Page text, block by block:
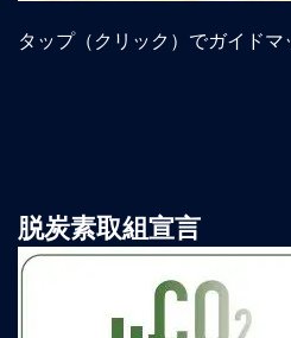
タップ（クリック）でガイドマ
脱炭素取組宣言